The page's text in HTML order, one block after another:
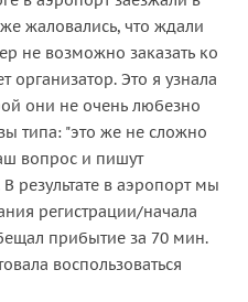
жаловались, что ждали
не возможно заказать ко
организатор. Это я узнала
они не очень любезно
типа: "это же не сложно
вопрос и пишут
результате в аэропорт мы
регистрации/начала
прибытие за 70 мин.
воспользоваться